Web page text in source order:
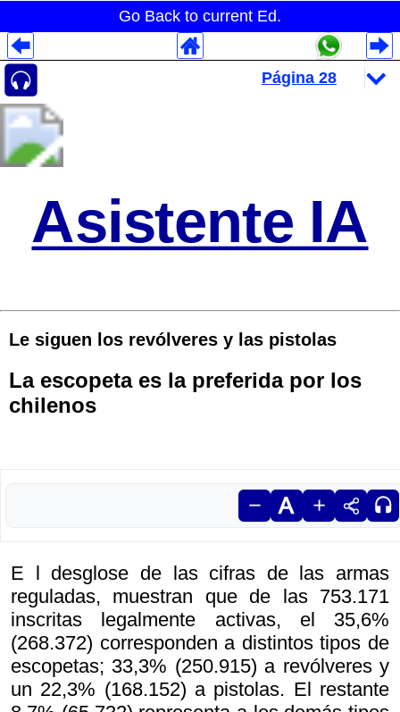
Go Back to current Ed.
Asistente IA
Le siguen los revólveres y las pistolas
La escopeta es la preferida por los
chilenos
E l desglose de las cifras de las armas
reguladas, muestran que de las 753.171
inscritas legalmente activas, el 35,6%
(268.372) corresponden a distintos tipos de
escopetas; 33,3% (250.915) a revólveres y
un 22,3% (168.152) a pistolas. El restante
Despliegues Analytics
Despliegues Totales
Despliegues por Rubros